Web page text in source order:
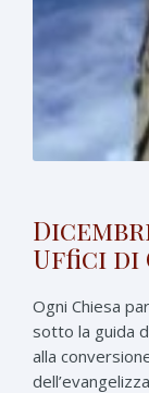
Uffici di
Ogni Chiesa
sotto la guida
alla